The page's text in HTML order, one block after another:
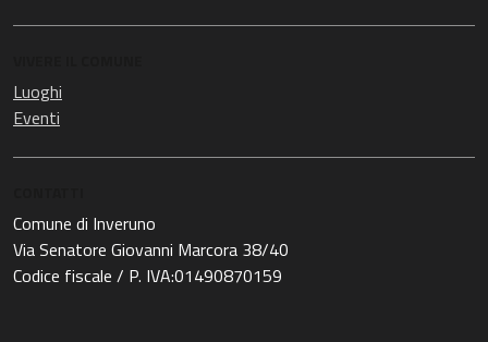
Luoghi
Eventi
Comune di Inveruno
Via Senatore Giovanni Marcora 38/40
Codice fiscale / P. IVA:01490870159